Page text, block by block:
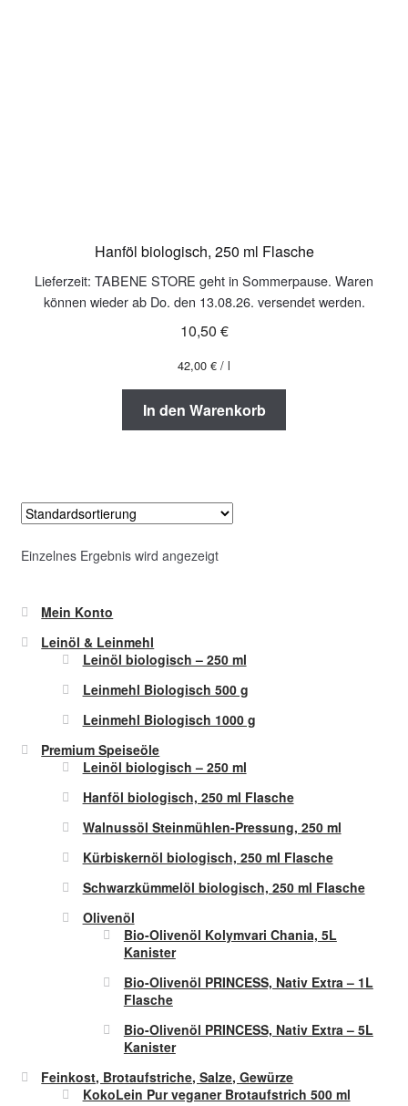
Hanföl biologisch, 250 ml Flasche
Lieferzeit: TABENE STORE geht in Sommerpause. Waren
können wieder ab Do. den 13.08.26. versendet werden.
10,50 €
42,00 € / l
In den Warenkorb
Einzelnes Ergebnis wird angezeigt
Mein Konto
Leinöl & Leinmehl
Leinöl biologisch – 250 ml
Leinmehl Biologisch 500 g
Leinmehl Biologisch 1000 g
Premium Speiseöle
Leinöl biologisch – 250 ml
Hanföl biologisch, 250 ml Flasche
Walnussöl Steinmühlen-Pressung, 250 ml
Kürbiskernöl biologisch, 250 ml Flasche
Schwarzkümmelöl biologisch, 250 ml Flasche
Olivenöl
Bio-Olivenöl Kolymvari Chania, 5L
Kanister
Bio-Olivenöl PRINCESS, Nativ Extra – 1L
Flasche
Bio-Olivenöl PRINCESS, Nativ Extra – 5L
Kanister
Feinkost, Brotaufstriche, Salze, Gewürze
KokoLein Pur veganer Brotaufstrich 500 ml